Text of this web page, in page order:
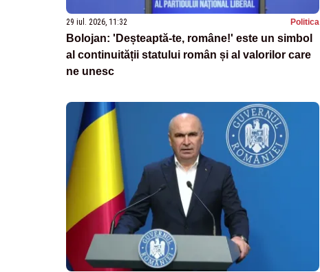
29 iul. 2026, 11:32 Politica
Bolojan: 'Deșteaptă-te, române!' este un simbol
al continuității statului român și al valorilor care
ne unesc